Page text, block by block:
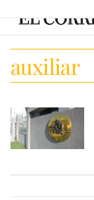
auxiliar